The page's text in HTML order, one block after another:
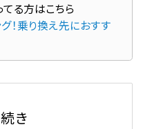
！乗り換え先におすす
き